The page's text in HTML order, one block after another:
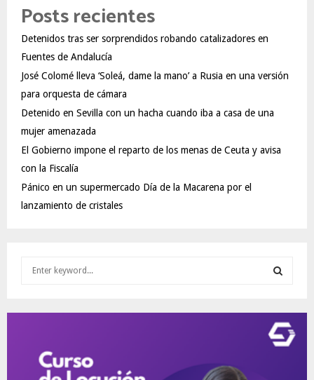
Posts recientes
Detenidos tras ser sorprendidos robando catalizadores en
Fuentes de Andalucía
José Colomé lleva ‘Soleá, dame la mano’ a Rusia en una versión
para orquesta de cámara
Detenido en Sevilla con un hacha cuando iba a casa de una
mujer amenazada
El Gobierno impone el reparto de los menas de Ceuta y avisa
con la Fiscalía
Pánico en un supermercado Día de la Macarena por el
lanzamiento de cristales
E